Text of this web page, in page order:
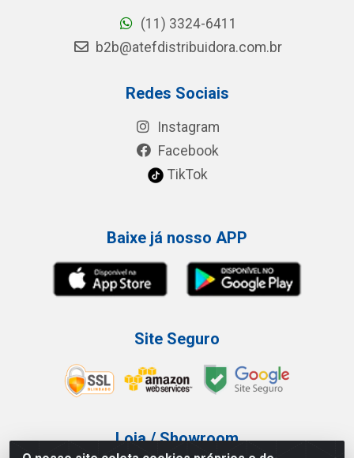
(11) 3324-6411
b2b@atefdistribuidora.com.br
Redes Sociais
Instagram
Facebook
TikTok
Baixe já nosso APP
Site Seguro
Loja / Showroom